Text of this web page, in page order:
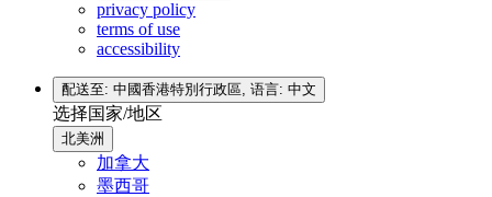
privacy policy
terms of use
accessibility
配送至: 中國香港特別行政區, 语言: 中文
选择国家/地区
北美洲
加拿大
墨西哥